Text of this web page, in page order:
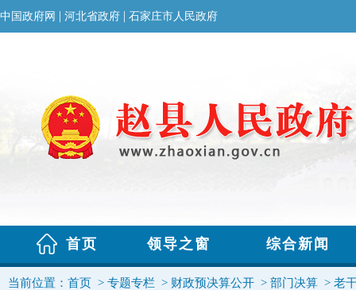
当前位置： 首页 > 专题专栏 > 财政预决算公开 > 部门决算 > 老